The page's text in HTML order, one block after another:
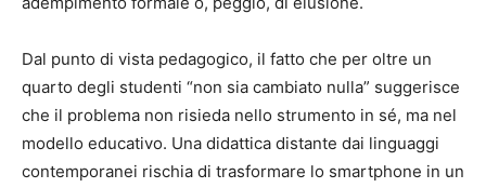
Dal punto di vista pedagogico, il fatto che per oltre un
quarto degli studenti “non sia cambiato nulla” suggerisce
che il problema non risieda nello strumento in sé, ma nel
modello educativo. Una didattica distante dai linguaggi
contemporanei rischia di trasformare lo smartphone in un